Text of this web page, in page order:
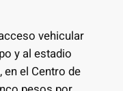
vehicular
y al estadio
el Centro de